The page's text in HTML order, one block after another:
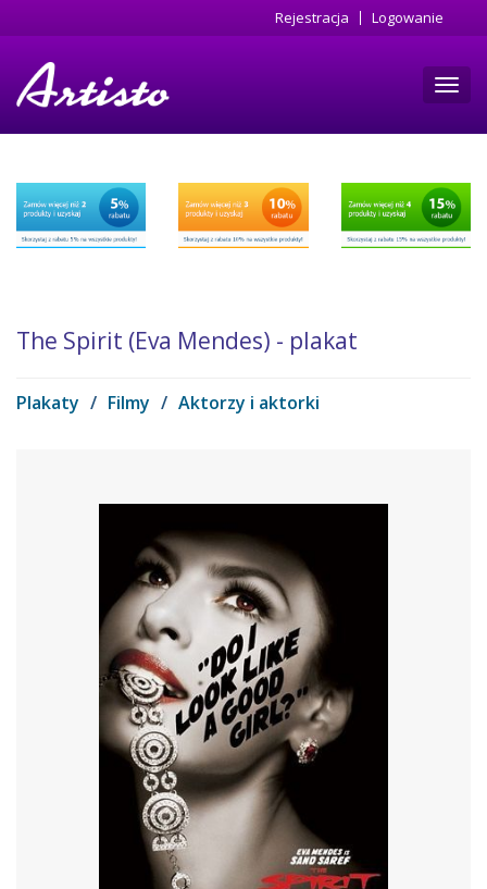
do
Rejestracja Logowanie
The Spirit (Eva Mendes) - plakat
Plakaty / Filmy / Aktorzy i aktorki